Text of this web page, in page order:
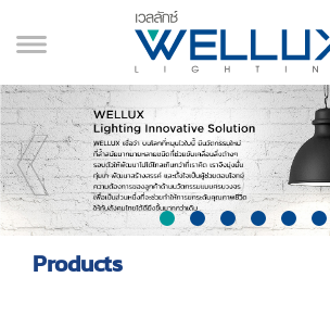
Products